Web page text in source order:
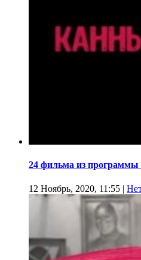
24 фильма из программы
12 Ноябрь, 2020, 11:55 |